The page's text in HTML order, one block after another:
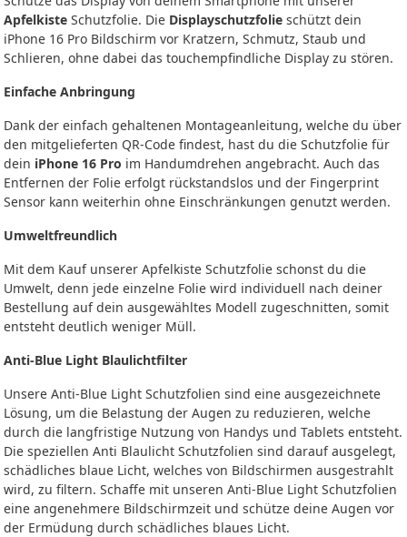
Apfelkiste Schutzfolie. Die Displayschutzfolie schützt dein
iPhone 16 Pro Bildschirm vor Kratzern, Schmutz, Staub und
Schlieren, ohne dabei das touchempfindliche Display zu stören.
Einfache Anbringung
Dank der einfach gehaltenen Montageanleitung, welche du über
den mitgelieferten QR-Code findest, hast du die Schutzfolie für
dein iPhone 16 Pro im Handumdrehen angebracht. Auch das
Entfernen der Folie erfolgt rückstandslos und der Fingerprint
Sensor kann weiterhin ohne Einschränkungen genutzt werden.
Umweltfreundlich
Mit dem Kauf unserer Apfelkiste Schutzfolie schonst du die
Umwelt, denn jede einzelne Folie wird individuell nach deiner
Bestellung auf dein ausgewähltes Modell zugeschnitten, somit
entsteht deutlich weniger Müll.
Anti-Blue Light Blaulichtfilter
Unsere Anti-Blue Light Schutzfolien sind eine ausgezeichnete
Lösung, um die Belastung der Augen zu reduzieren, welche
durch die langfristige Nutzung von Handys und Tablets entsteht.
Die speziellen Anti Blaulicht Schutzfolien sind darauf ausgelegt,
schädliches blaue Licht, welches von Bildschirmen ausgestrahlt
wird, zu filtern. Schaffe mit unseren Anti-Blue Light Schutzfolien
eine angenehmere Bildschirmzeit und schütze deine Augen vor
der Ermüdung durch schädliches blaues Licht.